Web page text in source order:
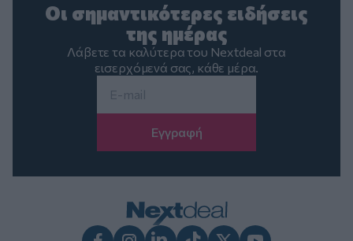
Οι σημαντικότερες ειδήσεις
της ημέρας
Λάβετε τα καλύτερα του Nextdeal στα
εισερχόμενά σας, κάθε μέρα.